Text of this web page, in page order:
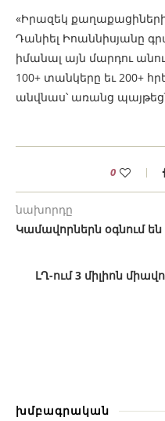
«Իրազեկ
Դանիել Իոաննիսյանը
իմանալ այն մարդու
100+ տանկերը եւ 200+
անվնաս՝ առանց
0
նախորդը
Կամավորներն օգնում
ԼՂ-ում 3 միլիոն
խմբագրական